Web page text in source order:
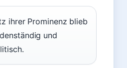
ihrer Prominenz blieb
und